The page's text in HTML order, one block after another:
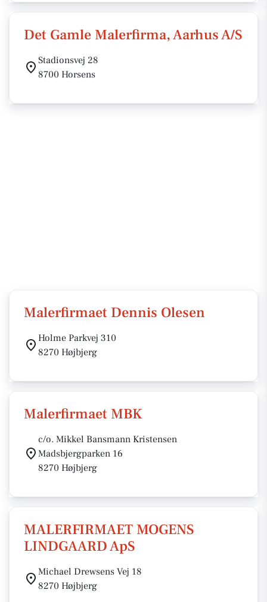
Det Gamle Malerfirma, Aarhus A/S
Stadionsvej 28
8700 Horsens
Malerfirmaet Dennis Olesen
Holme Parkvej 310
8270 Højbjerg
Malerfirmaet MBK
c/o. Mikkel Bansmann Kristensen
Madsbjergparken 16
8270 Højbjerg
MALERFIRMAET MOGENS
LINDGAARD ApS
Michael Drewsens Vej 18
8270 Højbjerg